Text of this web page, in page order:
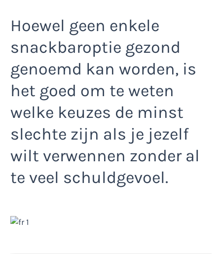
Hoewel geen enkele
snackbaroptie gezond
genoemd kan worden, is
het goed om te weten
welke keuzes de minst
slechte zijn als je jezelf
wilt verwennen zonder al
te veel schuldgevoel.